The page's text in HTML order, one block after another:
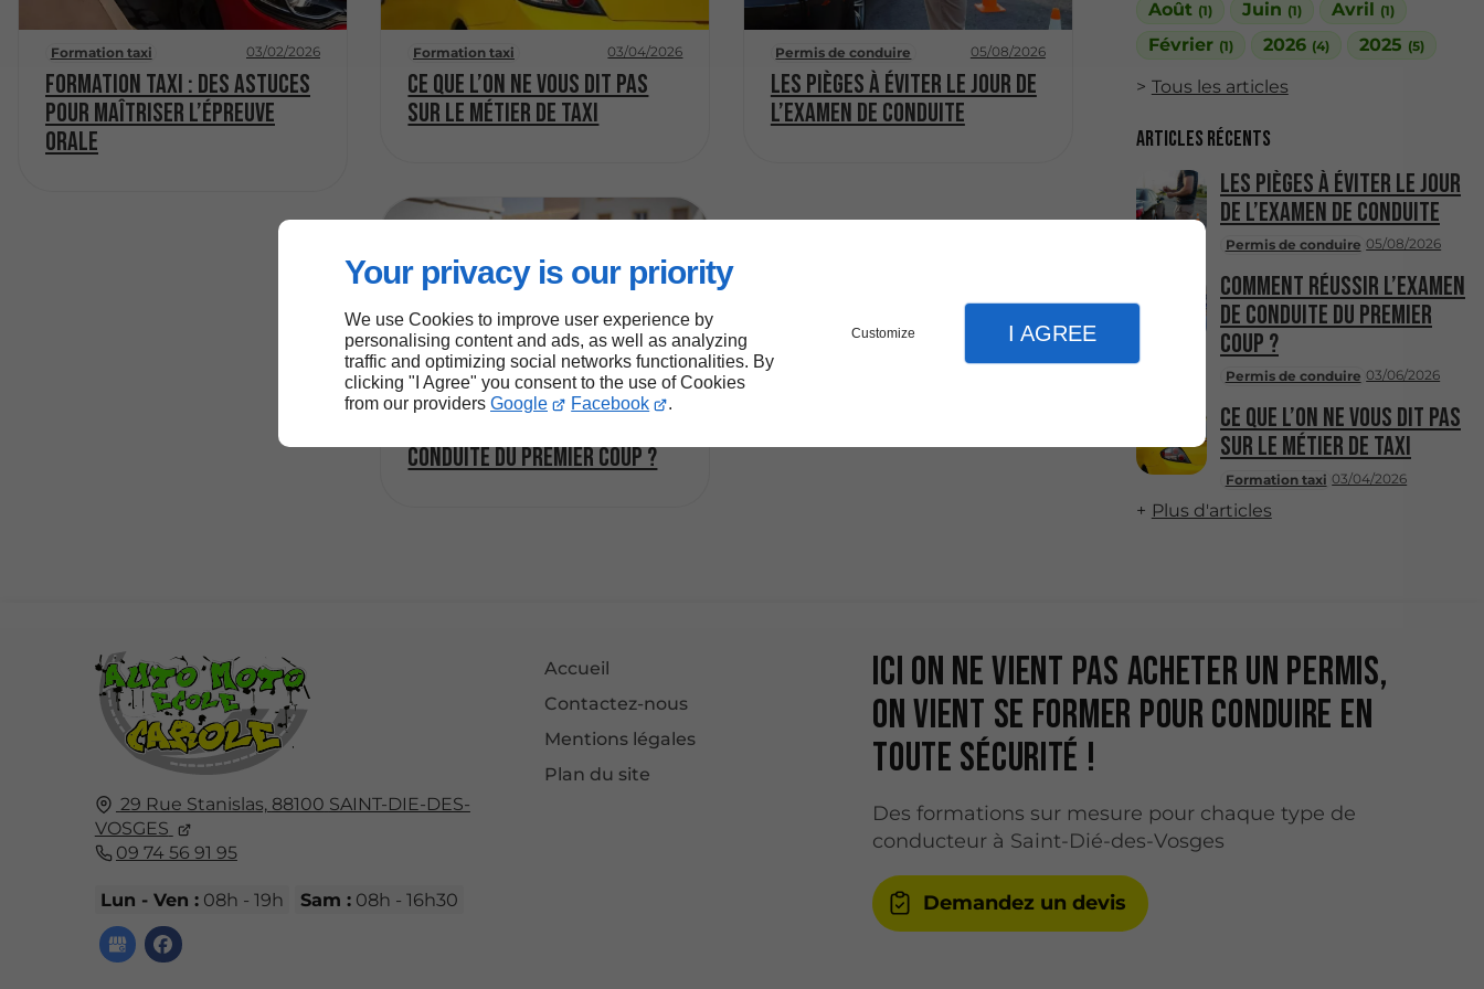
Your privacy is our priority
We use Cookies to improve user experience by
personalising content and ads, as well as analyzing
traffic and optimizing social networks functionalities. By
clicking "I Agree" you consent to the use of Cookies
from our providers Google Facebook .
Customize I AGREE
Août (1) Juin (1) Avril (1)
Février (1) 2026 (4) 2025 (5)
Tous les articles
Articles récents
Permis de conduire 05/08/2026
Les pièges à éviter le jour
de l’examen de conduite
Permis de conduire 03/06/2026
Comment réussir l’examen
de conduite du premier
coup ?
Formation taxi 03/04/2026
Ce que l’on ne vous dit pas
sur le métier de taxi
Plus d'articles
Formation taxi 03/02/2026
Formation taxi : des astuces
pour maîtriser l’épreuve
orale
Formation taxi 03/04/2026
Ce que l’on ne vous dit pas
sur le métier de taxi
Permis de conduire 03/06/2026
conduite du premier coup ?
Permis de conduire 05/08/2026
Les pièges à éviter le jour de
l’examen de conduite
29 Rue Stanislas, 88100 SAINT-DIE-DES-
VOSGES
09 74 56 91 95
Lun - Ven :08h - 19h Sam :08h - 16h30
Accueil
Contactez-nous
Mentions légales
Plan du site
Ici on ne vient pas acheter un permis,
on vient se former pour conduire en
toute sécurité !
Des formations sur mesure pour chaque type de
conducteur à Saint-Dié-des-Vosges
Demandez un devis